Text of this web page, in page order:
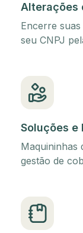
Alterações
Encerre
seu CNPJ
Soluções e
Maquininhas
gestão de